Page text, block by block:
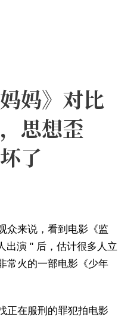
妈》对比
思想歪
了
众来说，看到电影《监
出演 " 后，估计很多人立
常火的一部电影《少年
正在服刑的罪犯拍电影